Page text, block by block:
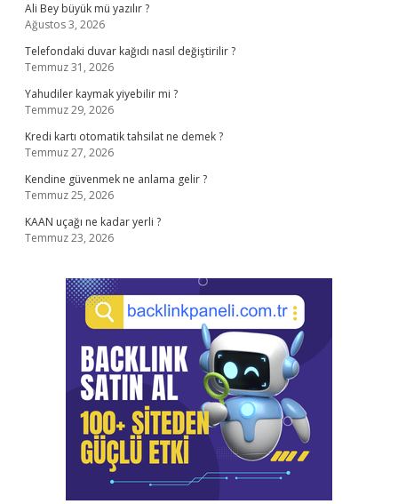
Ali Bey büyük mü yazılır ?
Ağustos 3, 2026
Telefondaki duvar kağıdı nasıl değiştirilir ?
Temmuz 31, 2026
Yahudiler kaymak yiyebilir mi ?
Temmuz 29, 2026
Kredi kartı otomatik tahsilat ne demek ?
Temmuz 27, 2026
Kendine güvenmek ne anlama gelir ?
Temmuz 25, 2026
KAAN uçağı ne kadar yerli ?
Temmuz 23, 2026